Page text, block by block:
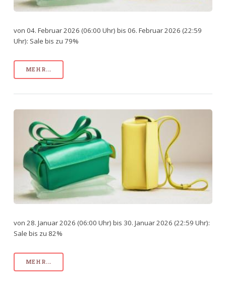
von 04. Februar 2026 (06:00 Uhr) bis 06. Februar 2026 (22:59
Uhr): Sale bis zu 79%
MEHR...
von 28. Januar 2026 (06:00 Uhr) bis 30. Januar 2026 (22:59 Uhr):
Sale bis zu 82%
MEHR...